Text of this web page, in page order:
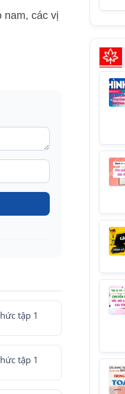
nam, các vị
tập 1
tập 1